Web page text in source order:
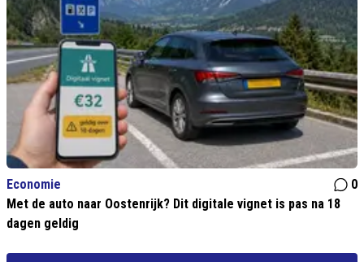
Economie
0
Met de auto naar Oostenrijk? Dit digitale vignet is pas na 18
dagen geldig